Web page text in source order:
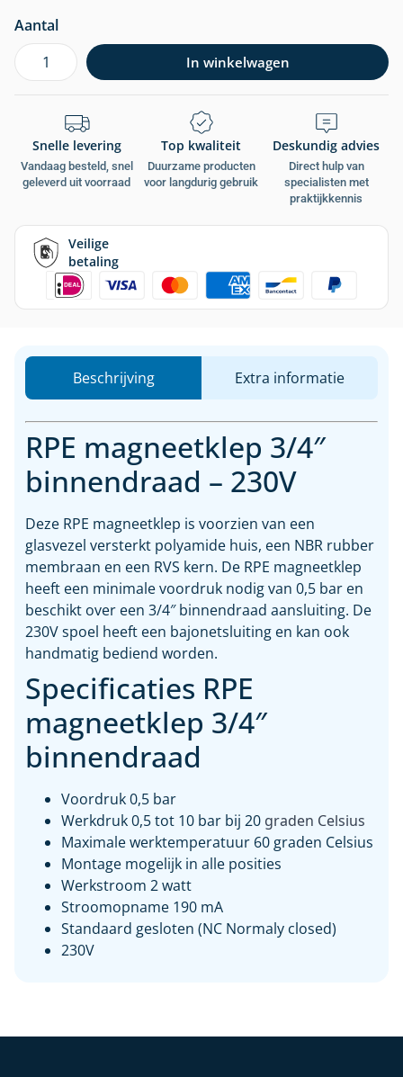
Aantal
In winkelwagen
Snelle levering
Vandaag besteld, snel
geleverd uit voorraad
Top kwaliteit
Duurzame producten
voor langdurig gebruik
Deskundig advies
Direct hulp van
specialisten met
praktijkkennis
Veilige
betaling
Beschrijving Extra informatie
RPE magneetklep 3/4″
binnendraad – 230V
Deze RPE magneetklep is voorzien van een
glasvezel versterkt polyamide huis, een NBR rubber
membraan en een RVS kern. De RPE magneetklep
heeft een minimale voordruk nodig van 0,5 bar en
beschikt over een 3/4″ binnendraad aansluiting. De
230V spoel heeft een bajonetsluiting en kan ook
handmatig bediend worden.
Specificaties RPE
magneetklep 3/4″
binnendraad
Voordruk 0,5 bar
Werkdruk 0,5 tot 10 bar bij 20 graden Celsius
Maximale werktemperatuur 60 graden Celsius
Montage mogelijk in alle posities
Werkstroom 2 watt
Stroomopname 190 mA
Standaard gesloten (NC Normaly closed)
230V